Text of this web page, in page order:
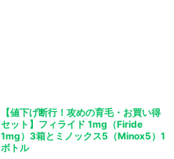
【値下げ断行！攻めの育毛・お買い得
セット】フィライド 1mg（Firide
1mg）3箱とミノックス5（Minox5）1
ボトル